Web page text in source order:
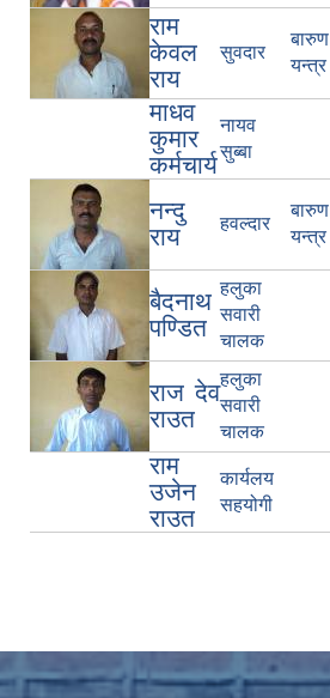
राम
केवल
राय
सुवदार
बारुण
यन्त्र
माधव
कुमार
कर्मचार्य
नायव
सुब्बा
नन्दु
राय
हवल्दार
बारुण
यन्त्र
बैदनाथ
पण्डित
हलुका
सवारी
चालक
राज देव
राउत
हलुका
सवारी
चालक
राम
उजेन
राउत
कार्यलय
सहयोगी